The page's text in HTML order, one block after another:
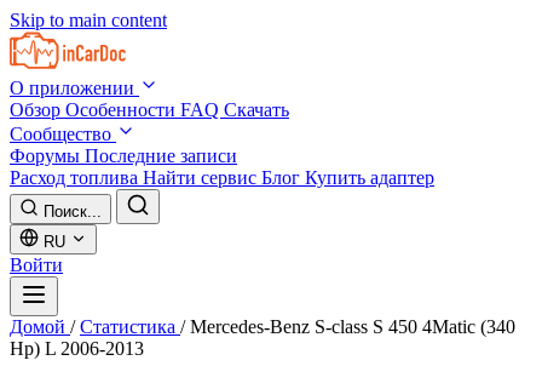
Skip to main content
О приложении
Обзор Особенности FAQ Скачать
Сообщество
Форумы Последние записи
Расход топлива Найти сервис Блог Купить адаптер
Поиск...
RU
Войти
Домой / Статистика / Mercedes-Benz S-class S 450 4Matic (340
Hp) L 2006-2013